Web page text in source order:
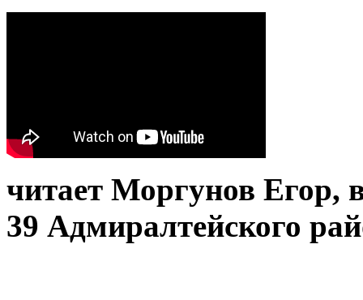
читает Моргунов Егор,
39 Адмиралтейского